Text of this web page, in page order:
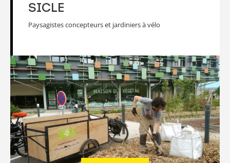
SICLE
Paysagistes concepteurs et jardiniers à vélo